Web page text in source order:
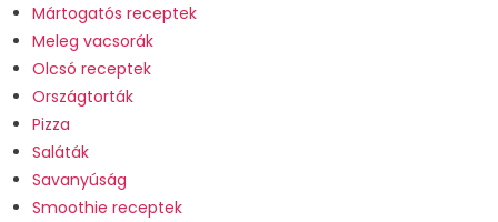
Mártogatós receptek
Meleg vacsorák
Olcsó receptek
Országtorták
Pizza
Saláták
Savanyúság
Smoothie receptek